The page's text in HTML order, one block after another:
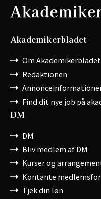
Akademikerbladet
Om Akademikerbladet
Redaktionen
Find dit nye job på
DM
DM
Bliv medlem af DM
Kurser og
Kontante
Tjek din løn